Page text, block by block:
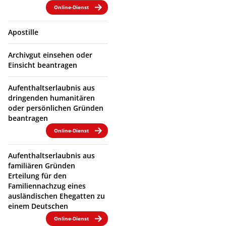
Online-Dienst
Apostille
Archivgut einsehen oder
Einsicht beantragen
Aufenthaltserlaubnis aus
dringenden humanitären
oder persönlichen Gründen
beantragen
Online-Dienst
Aufenthaltserlaubnis aus
familiären Gründen
Erteilung für den
Familiennachzug eines
ausländischen Ehegatten zu
einem Deutschen
Online-Dienst